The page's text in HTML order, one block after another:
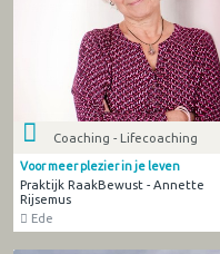
Coaching - Lifecoaching
Voor meer plezier in je leven
Praktijk RaakBewust - Annette
Rijsemus
Ede